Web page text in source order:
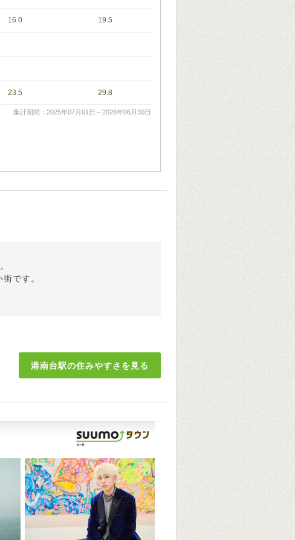
16.0 19.5
23.5 29.8
集計期間：2025年07月01日～2026年06月30日
です。
港南台駅の住みやすさを見る